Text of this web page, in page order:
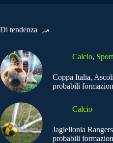
Di tendenza
Calcio, Sport
Coppa Italia,
probabili
Calcio
Jagiellonia
probabili